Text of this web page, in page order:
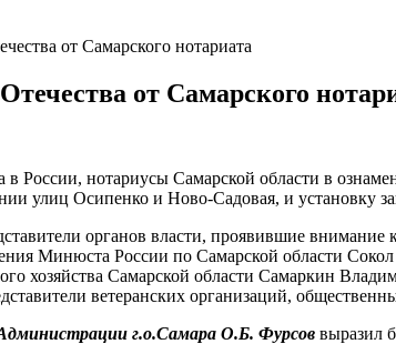
от Самарского нотариата
от Самарского
в России, нотариусы Самарской области в
улиц Осипенко и Ново-Садовая, и установку
органов власти, проявившие
Минюста России по Самарской области
хозяйства Самарской области Самаркин
ветеранских организаций,
г.о.Самара О.Б. Фурсов выразил